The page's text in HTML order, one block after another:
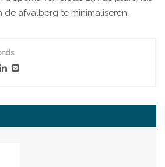
afvalberg te minimaliseren.